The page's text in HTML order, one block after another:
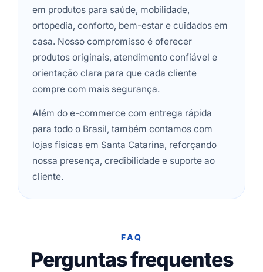
em produtos para saúde, mobilidade,
ortopedia, conforto, bem-estar e cuidados em
casa. Nosso compromisso é oferecer
produtos originais, atendimento confiável e
orientação clara para que cada cliente
compre com mais segurança.
Além do e-commerce com entrega rápida
para todo o Brasil, também contamos com
lojas físicas em Santa Catarina, reforçando
nossa presença, credibilidade e suporte ao
cliente.
FAQ
Perguntas frequentes